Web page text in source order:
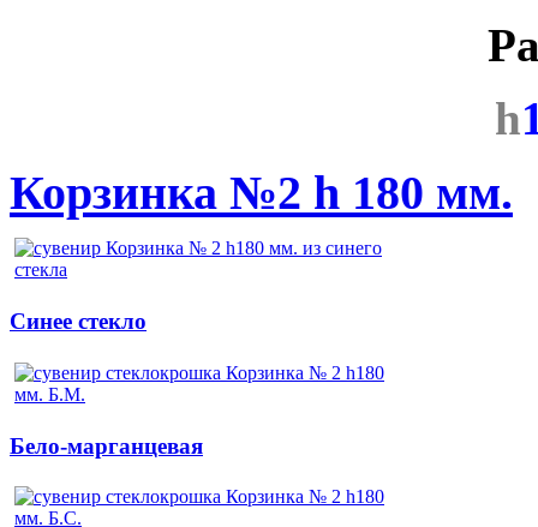
h
Корзинка №2 h 180 мм.
Синее стекло
Бело-марганцевая